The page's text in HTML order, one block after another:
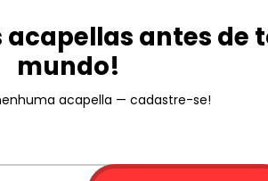
acapellas antes de
mundo!
acapella — cadastre-se!